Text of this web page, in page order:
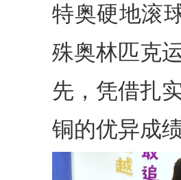
特奥硬地滚
殊奥林匹克
先，凭借扎
铜的优异成